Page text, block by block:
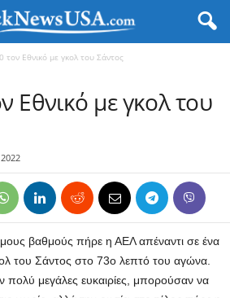
τον Εθνικό με γκολ του Σάντος
Εθνικό με γκολ του
βαθμούς πήρε η ΑΕΛ απέναντι σε ένα
του Σάντος στο 73ο λεπτό του αγώνα.
πολύ μεγάλες ευκαιρίες, μπορούσαν να